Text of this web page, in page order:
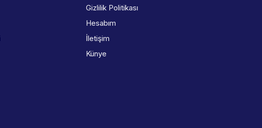
Gizlilik Politikası
Hesabım
İletişim
Künye